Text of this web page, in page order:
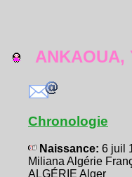
ANKAOUA,
Chronologie
Naissance: 6 juil
Miliana Algérie
ALGÉRIE Alger